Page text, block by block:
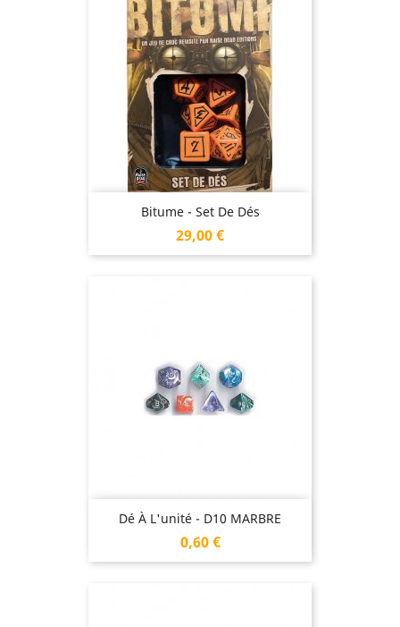
Bitume - Set De Dés
Prix
29,00 €
Dé À L'unité - D10 MARBRE
Prix
0,60 €